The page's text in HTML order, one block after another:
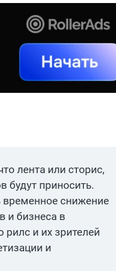
лента или сторис,
будут приносить.
временное снижение
и бизнеса в
и их зрителей
и